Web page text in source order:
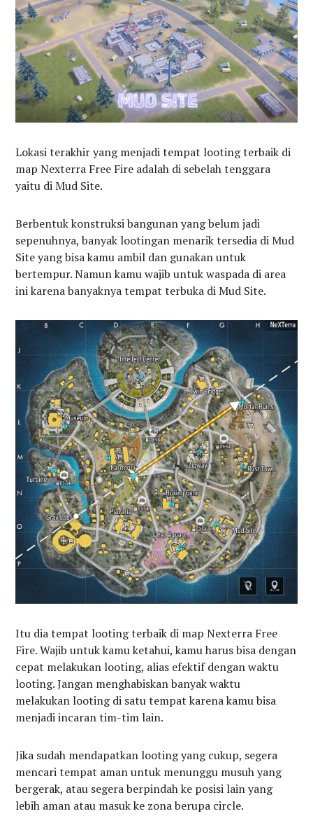
Lokasi terakhir yang menjadi tempat looting terbaik di
map Nexterra Free Fire adalah di sebelah tenggara
yaitu di Mud Site.
Berbentuk konstruksi bangunan yang belum jadi
sepenuhnya, banyak lootingan menarik tersedia di Mud
Site yang bisa kamu ambil dan gunakan untuk
bertempur. Namun kamu wajib untuk waspada di area
ini karena banyaknya tempat terbuka di Mud Site.
Itu dia tempat looting terbaik di map Nexterra Free
Fire. Wajib untuk kamu ketahui, kamu harus bisa dengan
cepat melakukan looting, alias efektif dengan waktu
looting. Jangan menghabiskan banyak waktu
melakukan looting di satu tempat karena kamu bisa
menjadi incaran tim-tim lain.
Jika sudah mendapatkan looting yang cukup, segera
mencari tempat aman untuk menunggu musuh yang
bergerak, atau segera berpindah ke posisi lain yang
lebih aman atau masuk ke zona berupa circle.